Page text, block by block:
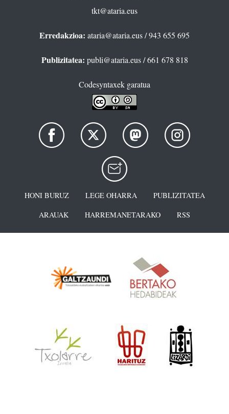
tkt@ataria.eus
Erredakzioa: ataria@ataria.eus/ 943 655 695
Publizitatea: publi@ataria.eus/ 661 678 818
Codesyntaxek garatua
HONI BURUZ LEGE OHARRA
PUBLIZITATEA
ARAUAK
HARREMANETARAKO RSS